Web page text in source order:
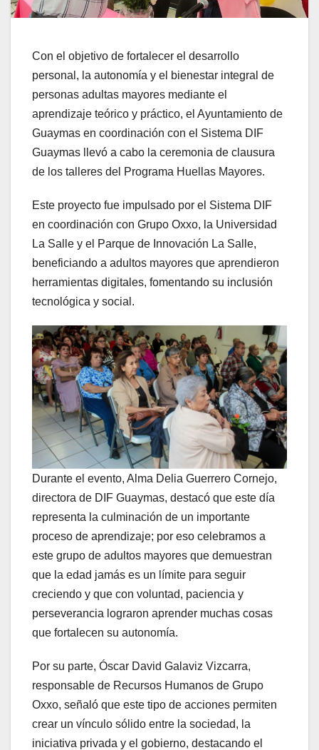
Con el objetivo de fortalecer el desarrollo
personal, la autonomía y el bienestar integral de
personas adultas mayores mediante el
aprendizaje teórico y práctico, el Ayuntamiento de
Guaymas en coordinación con el Sistema DIF
Guaymas llevó a cabo la ceremonia de clausura
de los talleres del Programa Huellas Mayores.
Este proyecto fue impulsado por el Sistema DIF
en coordinación con Grupo Oxxo, la Universidad
La Salle y el Parque de Innovación La Salle,
beneficiando a adultos mayores que aprendieron
herramientas digitales, fomentando su inclusión
tecnológica y social.
Durante el evento, Alma Delia Guerrero Cornejo,
directora de DIF Guaymas, destacó que este día
representa la culminación de un importante
proceso de aprendizaje; por eso celebramos a
este grupo de adultos mayores que demuestran
que la edad jamás es un límite para seguir
creciendo y que con voluntad, paciencia y
perseverancia lograron aprender muchas cosas
que fortalecen su autonomía.
Por su parte, Óscar David Galaviz Vizcarra,
responsable de Recursos Humanos de Grupo
Oxxo, señaló que este tipo de acciones permiten
crear un vínculo sólido entre la sociedad, la
iniciativa privada y el gobierno, destacando el